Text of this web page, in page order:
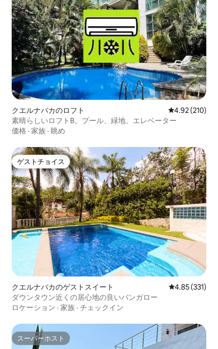
クエルナバカのロフト レビュー210
4.92 (210)
素晴らしいロフトB。プール、緑地、エレベーター
価格 · 家族 · 眺め
ゲストチョイス
ゲストチョイス
クエルナバカのゲストスイート レビュー331
4.85 (331)
ダウンタウン近くの居心地の良いバンガロー
ロケーション · 家族 · チェックイン
スーパーホスト
スーパーホスト